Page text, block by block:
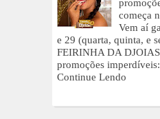
começa
Vem aí
e 29 (quarta, quinta, e
FEIRINHA DA
promoções
Continue Lendo